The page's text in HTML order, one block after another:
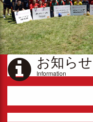
お知らせ
Information